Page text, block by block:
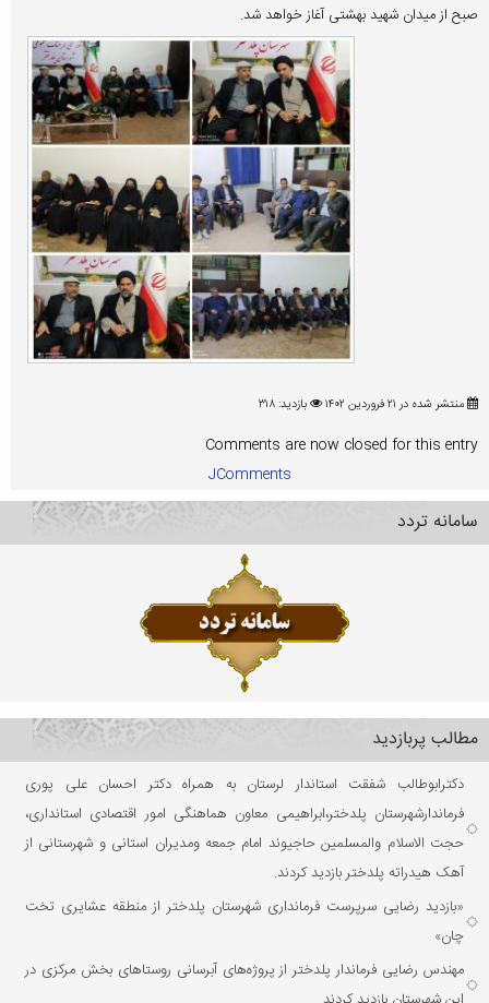
صبح از میدان شهید بهشتی آغاز خواهد شد.
منتشر شده در ۲۱ فروردين ۱۴۰۲ بازدید: ۳۱۸
Comments are now closed for this entry
JComments
سامانه تردد
مطالب پربازدید
دکترابوطالب شفقت استاندار لرستان به همراه دکتر احسان علی پوری
فرماندارشهرستان پلدختر،ابراهیمی معاون هماهنگی امور اقتصادی استانداری،
حجت الاسلام والمسلمین حاجیوند امام جمعه ومدیران استانی و شهرستانی از
آهک هیدراته پلدختر بازدید کردند.
«بازدید رضایی سرپرست فرمانداری شهرستان پلدختر از منطقه عشایری تخت
چان»
مهندس رضایی فرماندار پلدختر از پروژه‌های آبرسانی روستاهای بخش مرکزی در